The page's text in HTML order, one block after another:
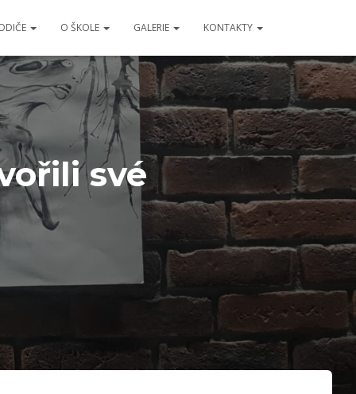
O ŠKOLE GALERIE KONTAKTY
své